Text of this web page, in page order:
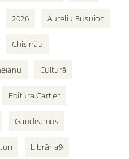
2026 Aureliu Busuioc
Chișinău
Cultură
Editura Cartier
Gaudeamus
Librăria9